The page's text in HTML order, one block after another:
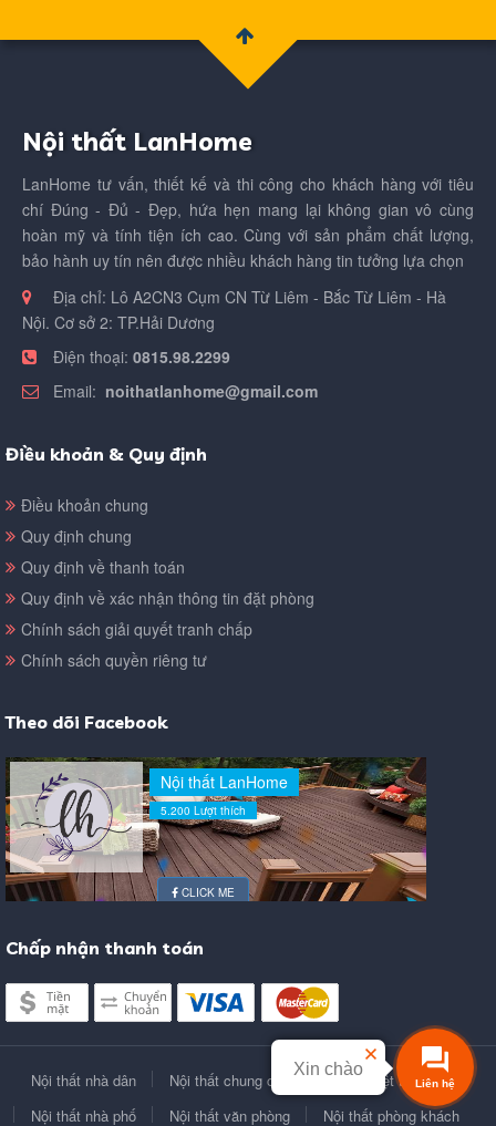
Liên hệ
Xin chào
Nội thất LanHome
LanHome tư vấn, thiết kế và thi công cho khách hàng với tiêu
chí Đúng - Đủ - Đẹp, hứa hẹn mang lại không gian vô cùng
hoàn mỹ và tính tiện ích cao. Cùng với sản phẩm chất lượng,
bảo hành uy tín nên được nhiều khách hàng tin tưởng lựa chọn
Địa chỉ: Lô A2CN3 Cụm CN Từ Liêm - Bắc Từ Liêm - Hà
Nội. Cơ sở 2: TP.Hải Dương
Điện thoại: 0815.98.2299
Email: noithatlanhome@gmail.com
Điều khoản & Quy định
Điều khoản chung
Quy định chung
Quy định về thanh toán
Quy định về xác nhận thông tin đặt phòng
Chính sách giải quyết tranh chấp
Chính sách quyền riêng tư
Theo dõi Facebook
Nội thất LanHome
5.200 Lượt thích
CLICK ME
Chấp nhận thanh toán
Nội thất nhà dân Nội thất chung cư
Nội thất biệt thự
Nội thất nhà phố
Nội thất văn phòng Nội thất phòng khách